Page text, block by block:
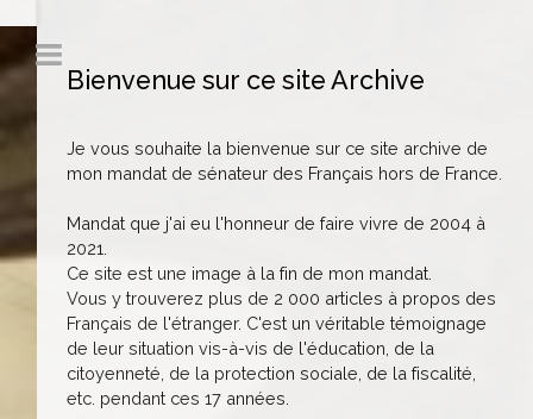
Bienvenue sur ce site Archive
Je vous souhaite la bienvenue sur ce site archive de
mon mandat de sénateur des Français hors de France.
Mandat que j'ai eu l'honneur de faire vivre de 2004 à
2021.
Ce site est une image à la fin de mon mandat.
Vous y trouverez plus de 2 000 articles à propos des
Français de l'étranger. C'est un véritable témoignage
de leur situation vis-à-vis de l'éducation, de la
citoyenneté, de la protection sociale, de la fiscalité,
etc. pendant ces 17 années.